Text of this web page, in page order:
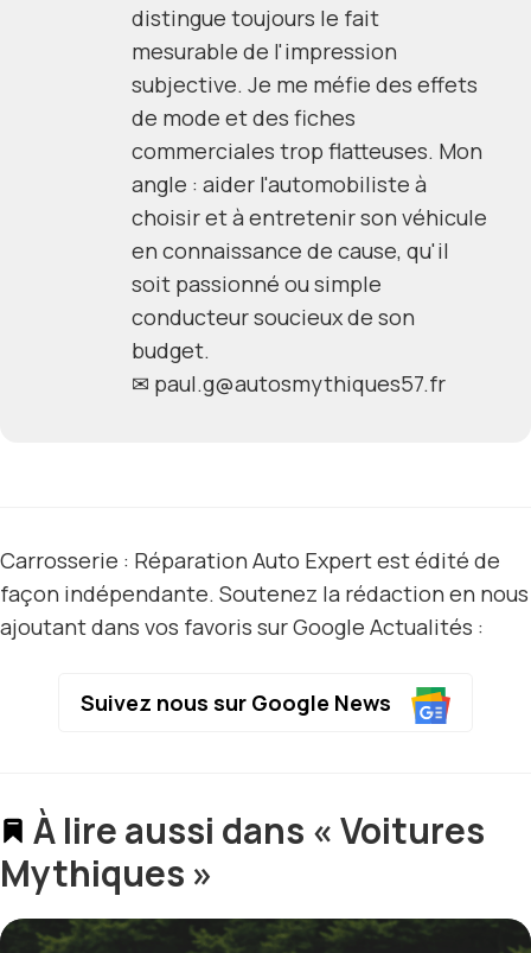
distingue toujours le fait
mesurable de l'impression
subjective. Je me méfie des effets
de mode et des fiches
commerciales trop flatteuses. Mon
angle : aider l'automobiliste à
choisir et à entretenir son véhicule
en connaissance de cause, qu'il
soit passionné ou simple
conducteur soucieux de son
budget.
✉ paul.g@autosmythiques57.fr
Carrosserie : Réparation Auto Expert est édité de
façon indépendante. Soutenez la rédaction en nous
ajoutant dans vos favoris sur Google Actualités :
Suivez nous sur Google News
À lire aussi dans « Voitures
Mythiques »